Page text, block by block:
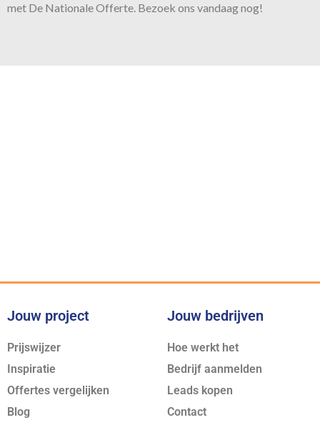
met De Nationale Offerte. Bezoek ons vandaag nog!
Jouw project
Prijswijzer
Inspiratie
Offertes vergelijken
Blog
Jouw bedrijven
Hoe werkt het
Bedrijf aanmelden
Leads kopen
Contact